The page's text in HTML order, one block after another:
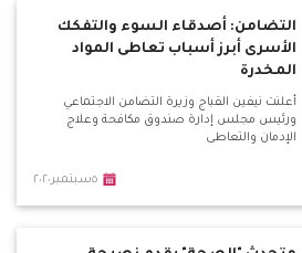
التضامن: أصدقاء السوء والتفكك
الأسرى أبرز أسباب تعاطى المواد
المخدرة
أعلنت نيفين القباج وزيرة التضامن الاجتماعي
ورئيس مجلس إدارة صندوق مكافحة وعلاج
الإدمان والتعاطى
٥سبتمبر٢٠٢٠